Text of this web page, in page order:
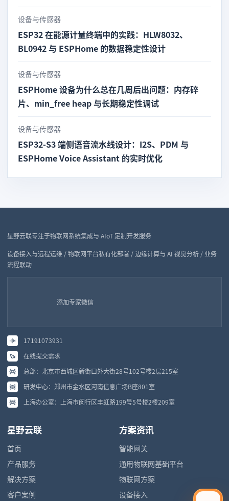
设备与传感器
ESP32 在能源计量终端中的实践：HLW8032、
BL0942 与 ESPHome 的数据稳定性设计
设备与传感器
ESPHome 设备为什么总在几周后出问题：内存碎
片、min_free heap 与长期稳定性调试
设备与传感器
ESP32-S3 端侧语音流水线设计：I2S、PDM 与
ESPHome Voice Assistant 的实时优化
星野云联专注于物联网系统集成与 AIoT 定制开发服务
设备接入与远程运维 / 物联网平台私有化部署 / 边缘计算与 AI 视觉分析 / 业务
流程联动
添加专家微信
17191073931
在线提交需求
总部：北京市西城区新街口外大街28号102号楼2层215室
研发中心：郑州市金水区河南信息广场B座801室
上海办公室：上海市闵行区丰虹路199号5号楼2楼209室
星野云联
首页
产品服务
解决方案
客户案例
方案资讯
智能网关
通用物联网基础平台
物联网方案
设备接入